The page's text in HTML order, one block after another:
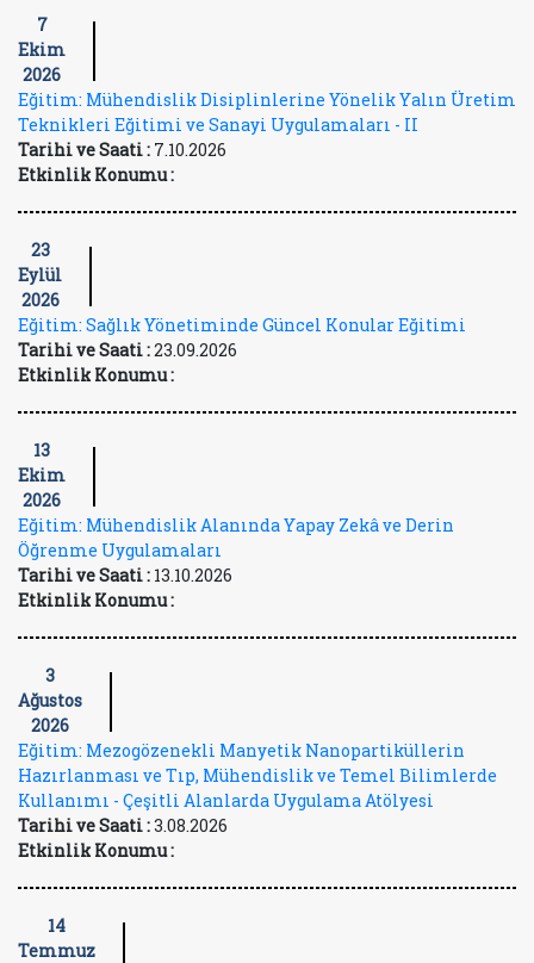
7
Ekim
2026
Eğitim: Mühendislik Disiplinlerine Yönelik Yalın Üretim
Teknikleri Eğitimi ve Sanayi Uygulamaları - II
Tarihi ve Saati : 7.10.2026
Etkinlik Konumu :
23
Eylül
2026
Eğitim: Sağlık Yönetiminde Güncel Konular Eğitimi
Tarihi ve Saati :23.09.2026
Etkinlik Konumu :
13
Ekim
2026
Eğitim: Mühendislik Alanında Yapay Zekâ ve Derin
Öğrenme Uygulamaları
Tarihi ve Saati : 13.10.2026
Etkinlik Konumu :
3
Ağustos
2026
Eğitim: Mezogözenekli Manyetik Nanopartiküllerin
Hazırlanması ve Tıp, Mühendislik ve Temel Bilimlerde
Kullanımı - Çeşitli Alanlarda Uygulama Atölyesi
Tarihi ve Saati :3.08.2026
Etkinlik Konumu :
14
Temmuz